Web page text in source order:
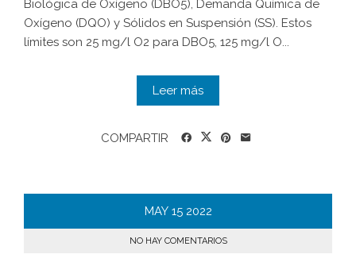
Biológica de Oxígeno (DBO5), Demanda Química de
Oxígeno (DQO) y Sólidos en Suspensión (SS). Estos
límites son 25 mg/l O2 para DBO5, 125 mg/l O...
Leer más
COMPARTIR
MAY 15 2022
NO HAY COMENTARIOS